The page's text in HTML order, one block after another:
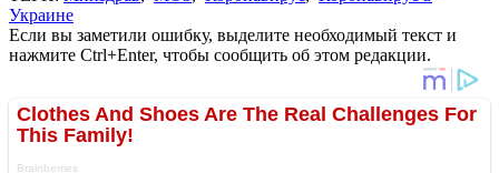
Украине
Если вы заметили ошибку, выделите необходимый текст и
нажмите Ctrl+Enter, чтобы сообщить об этом редакции.